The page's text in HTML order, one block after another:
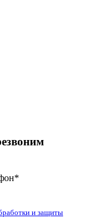
и защиты